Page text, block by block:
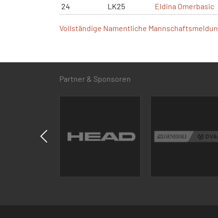
24 LK25 Eldina Omerbasic
Vollständige Namentliche
Partner & Sponsoren